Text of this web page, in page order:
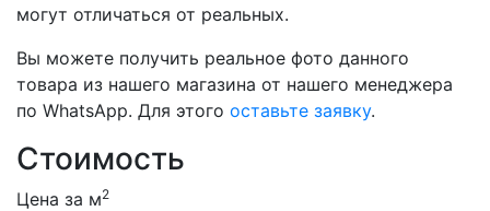
могут отличаться от реальных.
Вы можете получить реальное фото данного
товара из нашего магазина от нашего менеджера
по WhatsApp. Для этого оставьте заявку.
Стоимость
Цена за м2